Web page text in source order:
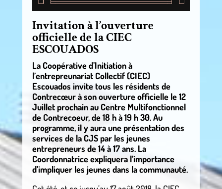
Invitation à l’ouverture
officielle de la CIEC
ESCOUADOS
La Coopérative d’Initiation à
l’entrepreunariat Collectif (CIEC)
Escouados invite tous les résidents de
Contrecœur à son ouverture officielle le 12
Juillet prochain au Centre Multifonctionnel
de Contrecoeur, de 18 h à 19 h 30. Au
programme, il y aura une présentation des
services de la CJS par les jeunes
entrepreneurs de 14 à 17 ans. La
Coordonnatrice expliquera l’importance
d’impliquer les jeunes dans la communauté.